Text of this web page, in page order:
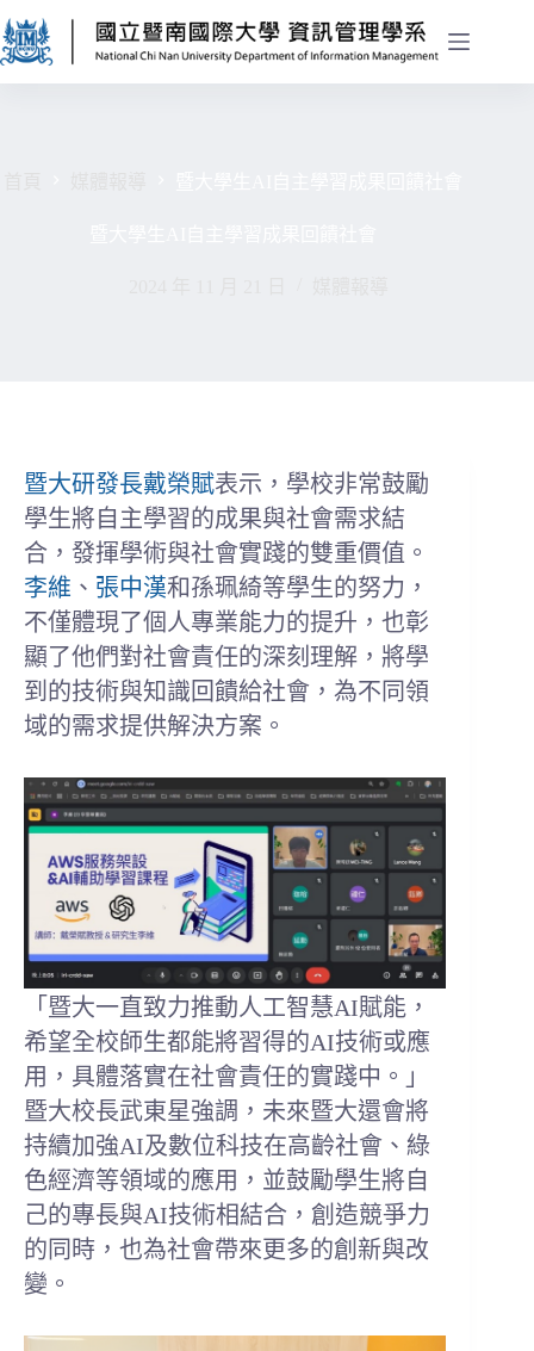
暨大研發長戴榮賦表示，學校非常鼓勵
學生將自主學習的成果與社會需求結
合，發揮學術與社會實踐的雙重價值。
李維 、 張中漢和孫珮綺等學生的努力，
不僅體現了個人專業能力的提升，也彰
顯了他們對社會責任的深刻理解，將學
到的技術與知識回饋給社會，為不同領
域的需求提供解決方案。
「暨大一直致力推動人工智慧AI賦能，
希望全校師生都能將習得的AI技術或應
用，具體落實在社會責任的實踐中。」
暨大校長武東星強調，未來暨大還會將
持續加強AI及數位科技在高齡社會、綠
色經濟等領域的應用，並鼓勵學生將自
己的專長與AI技術相結合，創造競爭力
的同時，也為社會帶來更多的創新與改
變。